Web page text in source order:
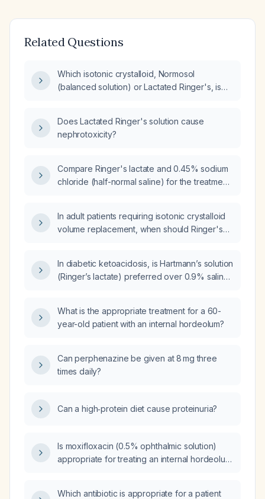
Related Questions
Which isotonic crystalloid, Normosol
(balanced solution) or Lactated Ringer's, is
acidosis?
Does Lactated Ringer's solution cause
nephrotoxicity?
Compare Ringer's lactate and 0.45% sodium
chloride (half-normal saline) for the treatment
In adult patients requiring isotonic crystalloid
volume replacement, when should Ringer's
contraindications for each?
In diabetic ketoacidosis, is Hartmann’s solution
(Ringer’s lactate) preferred over 0.9% saline
What is the appropriate treatment for a 60-
year-old patient with an internal hordeolum?
Can perphenazine be given at 8 mg three
times daily?
Can a high‑protein diet cause proteinuria?
Is moxifloxacin (0.5% ophthalmic solution)
appropriate for treating an internal hordeolum
Which antibiotic is appropriate for a patient